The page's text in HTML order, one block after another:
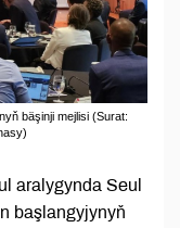
bäşinji mejlisi (Surat:
aralygynda Seul
başlangyjynyň